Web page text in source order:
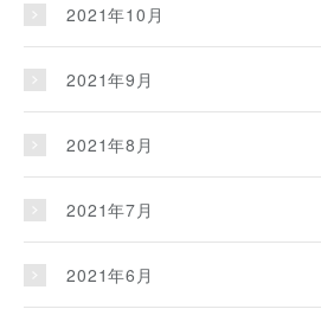
2021年10月
2021年9月
2021年8月
2021年7月
2021年6月